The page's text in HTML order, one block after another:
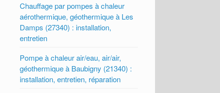
Chauffage par pompes à chaleur
aérothermique, géothermique à Les
Damps (27340) : installation,
entretien
Pompe à chaleur air/eau, air/air,
géothermique à Baubigny (21340) :
installation, entretien, réparation